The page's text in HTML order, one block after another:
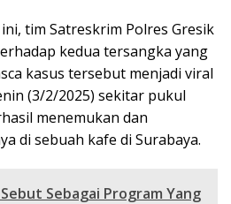
tim Satreskrim Polres Gresik
kedua tersangka yang
kasus tersebut menjadi viral
(3/2/2025) sekitar pukul
menemukan dan
di sebuah kafe di Surabaya.
Sebagai Program Yang